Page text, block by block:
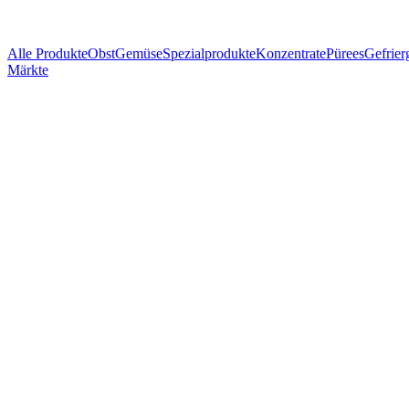
Alle ProdukteObstGemüseSpezialprodukteKonzentratePürees
Märkte